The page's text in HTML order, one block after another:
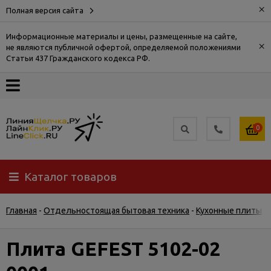
Полная версия сайта ×
Информационные материалы и цены, размещенные на сайте,
не являются публичной офертой, определяемой положениями
Статьи 437 Гражданского кодекса РФ.
×
О
Доставка
Самовывоз
Гарантия
0
Каталог товаров
Главная - Отдельностоящая бытовая техника - Кухонные плиты
Плита GEFEST 5102-02